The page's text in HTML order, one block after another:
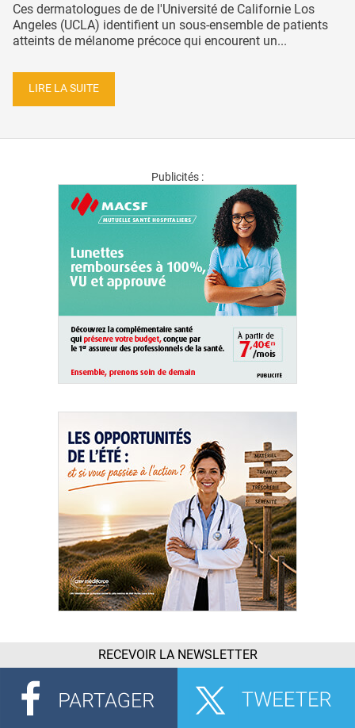
Ces dermatologues de de l'Université de Californie Los
Angeles (UCLA) identifient un sous-ensemble de patients
atteints de mélanome précoce qui encourent un...
LIRE LA SUITE
Publicités :
RECEVOIR LA NEWSLETTER